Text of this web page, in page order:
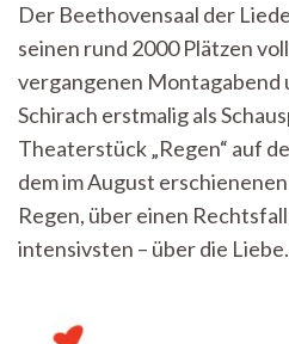
Der Beethovensaal der
seinen rund 2000 Plätzen
vergangenen Montagabend
Schirach erstmalig als
Theaterstück „Regen“ auf
dem im August
Regen, über einen
intensivsten – über die